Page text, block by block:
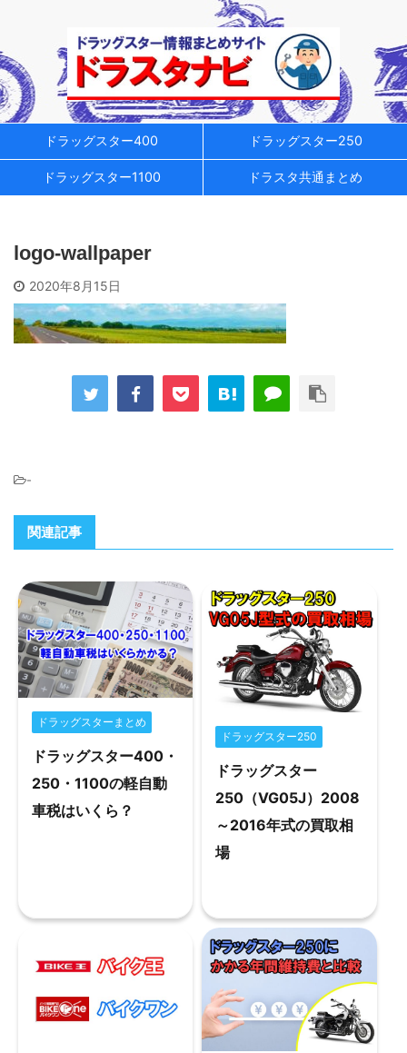
ドラッグスター400 ドラッグスター250
ドラッグスター1100 ドラスタ共通まとめ
logo-wallpaper
2020年8月15日
-
関連記事
ドラッグスターまとめ
ドラッグスター400・
250・1100の軽自動
車税はいくら？
ドラッグスター250
ドラッグスター
250（VG05J）2008
～2016年式の買取相
場